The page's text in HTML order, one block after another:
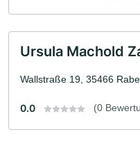
Ursula Machold
Wallstraße 19, 35466
0.0 (0